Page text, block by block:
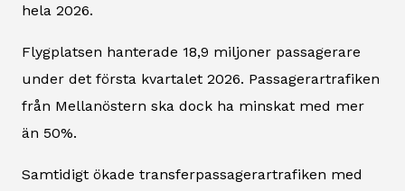
hela 2026.
Flygplatsen hanterade 18,9 miljoner passagerare
under det första kvartalet 2026. Passagerartrafiken
från Mellanöstern ska dock ha minskat med mer
än 50%.
Samtidigt ökade transferpassagerartrafiken med